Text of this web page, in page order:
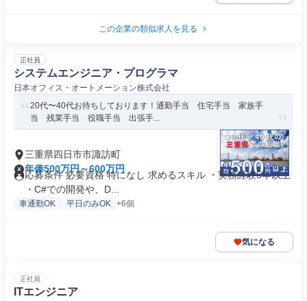
この企業の類似求人を見る
正社員
システムエンジニア・プログラマ
日本オフィス・オートメーション株式会社
20代〜40代お待ちしております！通勤手当 住宅手当 家族手
当 残業手当 役職手当 出張手...
三重県四日市市諏訪町
年俸500万円～600万円
応募条件 必要資格 特になし 求めるスキル ・実務経験5年以上
・C#での開発や、D...
車通勤OK 平日のみOK +6個
気になる
正社員
ITエンジニア